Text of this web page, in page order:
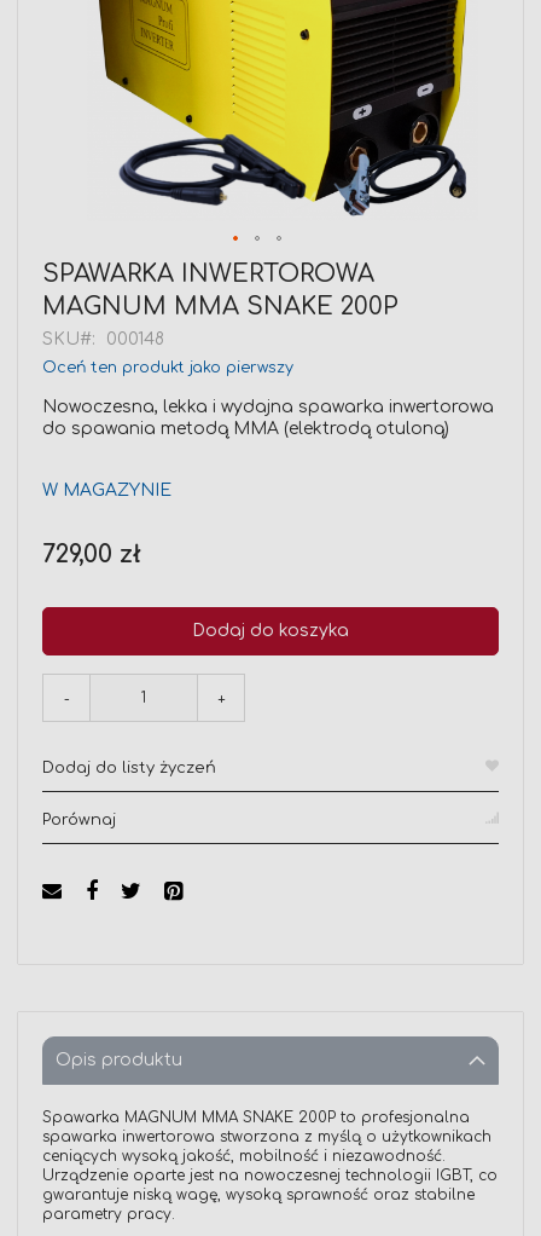
Przejdź
na
początek
SPAWARKA INWERTOROWA
MAGNUM MMA SNAKE 200P
SKU 000148
Oceń ten produkt jako pierwszy
Nowoczesna, lekka i wydajna spawarka inwertorowa
do spawania metodą MMA (elektrodą otuloną)
W MAGAZYNIE
729,00 zł
Dodaj do koszyka
- +
Dodaj do listy życzeń
Porównaj
Opis produktu
Spawarka MAGNUM MMA SNAKE 200P to profesjonalna
spawarka inwertorowa stworzona z myślą o użytkownikach
ceniących wysoką jakość, mobilność i niezawodność.
Urządzenie oparte jest na nowoczesnej technologii IGBT, co
gwarantuje niską wagę, wysoką sprawność oraz stabilne
parametry pracy.